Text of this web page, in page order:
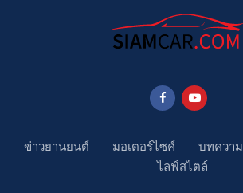
ข่าวยานยนต์ มอเตอร์ไซค์ บทความ
ไลฟ์สไตล์